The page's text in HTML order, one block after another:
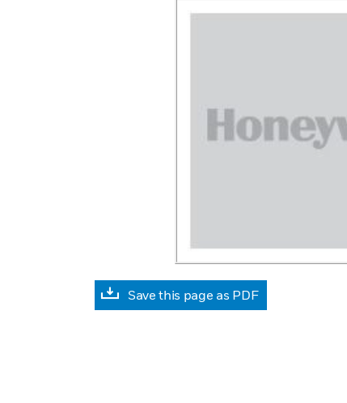
Save this page as PDF